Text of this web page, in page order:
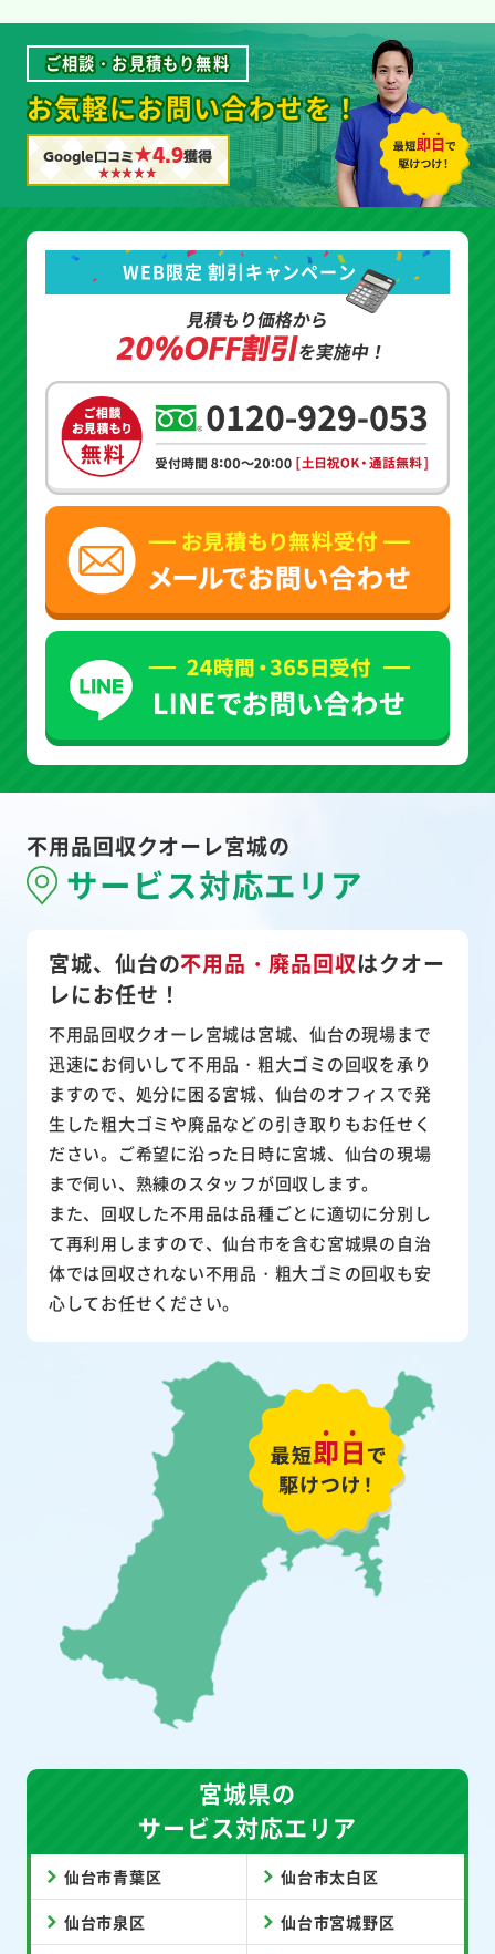
ご相談・お見積もり無料
お気軽にお問い合わせを！
Google口コミ★4.9獲得
WEB限定 割引キャンペーン
見積もり価格から
20%OFF割引を実施中！
不用品回収クオーレ宮城の
サービス対応エリア
宮城、仙台の不用品・廃品回収はクオー
レにお任せ！
不用品回収クオーレ宮城は宮城、仙台の現場まで
迅速にお伺いして不用品・粗大ゴミの回収を承り
ますので、処分に困る宮城、仙台のオフィスで発
生した粗大ゴミや廃品などの引き取りもお任せく
ださい。ご希望に沿った日時に宮城、仙台の現場
まで伺い、熟練のスタッフが回収します。
また、 回収した不用品は品種ごとに適切に分別し
て再利用 しますので、仙台市を含む宮城県の自治
体では回収されない不用品・粗大ゴミの回収も安
心してお任せください。
宮城県の
サービス対応エリア
仙台市青葉区 仙台市太白区
仙台市泉区 仙台市宮城野区